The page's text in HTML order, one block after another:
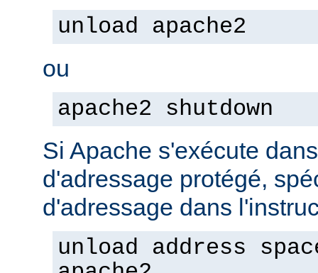
unload apache2
ou
apache2 shutdown
Si Apache s'exécute
d'adressage protégé,
d'adressage dans
unload address